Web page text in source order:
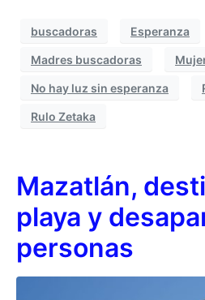
buscadoras Esperanza
Madres buscadoras
No hay luz sin esperanza
Rulo Zetaka
Mazatlán,
playa y
personas